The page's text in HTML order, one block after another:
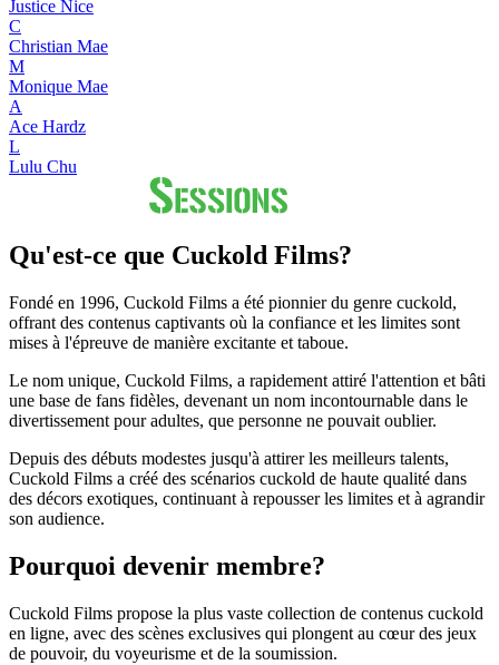
Justice Nice
C
Christian Mae
M
Monique Mae
A
Ace Hardz
L
Lulu Chu
Qu'est-ce que Cuckold Films?
Fondé en 1996, Cuckold Films a été pionnier du genre cuckold,
offrant des contenus captivants où la confiance et les limites sont
mises à l'épreuve de manière excitante et taboue.
Le nom unique, Cuckold Films, a rapidement attiré l'attention et bâti
une base de fans fidèles, devenant un nom incontournable dans le
divertissement pour adultes, que personne ne pouvait oublier.
Depuis des débuts modestes jusqu'à attirer les meilleurs talents,
Cuckold Films a créé des scénarios cuckold de haute qualité dans
des décors exotiques, continuant à repousser les limites et à agrandir
son audience.
Pourquoi devenir membre?
Cuckold Films propose la plus vaste collection de contenus cuckold
en ligne, avec des scènes exclusives qui plongent au cœur des jeux
de pouvoir, du voyeurisme et de la soumission.